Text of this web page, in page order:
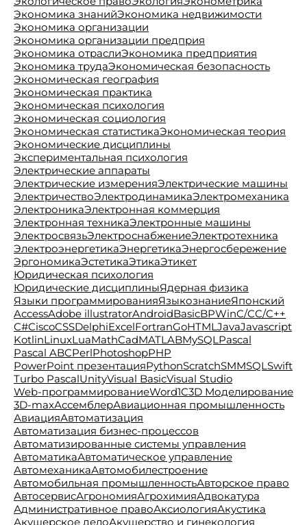
Экономика знанийЭкономика недвижимости
Экономика организации
Экономика организации предприя
Экономика отраслиЭкономика предприятия
Экономика трудаЭкономическая безопасность
Экономическая география
Экономическая практика
Экономическая психология
Экономическая социология
Экономическая статистикаЭкономическая теория
Экономические дисциплины
Экспериментальная психология
Электрические аппараты
Электрические измеренияЭлектрические машины
ЭлектричествоЭлектродинамикаЭлектромеханика
ЭлектроникаЭлектронная коммерция
Электронная техникаЭлектронные машины
ЭлектросвязьЭлектроснабжениеЭлектротехника
ЭлектроэнергетикаЭнергетикаЭнергосбережение
ЭргономикаЭстетикаЭтикаЭтикет
Юридическая психология
Юридические дисциплиныЯдерная физика
Языки программированияЯзыкознаниеЯпонский
AccessAdobe illustratorAndroidBasicBPWinC/CC/C++
C#CiscoCSSDelphiExcelFortranGoHTMLJavaJavascript
KotlinLinuxLuaMathCadMATLABMySQLPascal
Pascal ABCPerlPhotoshopPHP
PowerPoint презентацияPythonScratchSMMSQLSwift
Turbo PascalUnityVisual BasicVisual Studio
Web-программированиеWord1C3D Моделирование
3D-maxАссемблерАвиационная промышленность
АвиацияАвтоматизация
Автоматизация бизнес-процессов
Автоматизированные системы управления
АвтоматикаАвтоматическое управление
АвтомеханикаАвтомобилестроение
Автомобильная промышленностьАвторское право
АвтосервисАгрономияАгрохимияАдвокатура
Административное правоАксиологияАкустика
Акушерское делоАкушерство и гинекология